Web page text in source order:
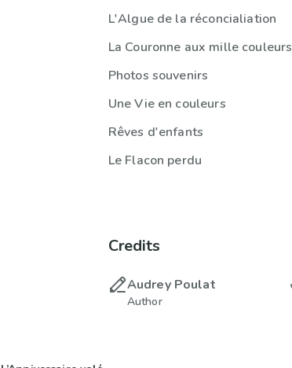
L'Algue de la réconcialiation
La Couronne aux mille couleurs
Photos souvenirs
Une Vie en couleurs
Rêves d'enfants
Le Flacon perdu
Credits
Audrey Poulat
Author